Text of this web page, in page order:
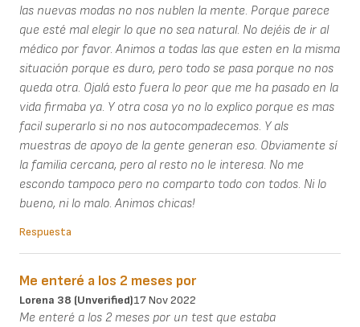
las nuevas modas no nos nublen la mente. Porque parece
que esté mal elegir lo que no sea natural. No dejéis de ir al
médico por favor. Animos a todas las que esten en la misma
situación porque es duro, pero todo se pasa porque no nos
queda otra. Ojalá esto fuera lo peor que me ha pasado en la
vida firmaba ya. Y otra cosa yo no lo explico porque es mas
facil superarlo si no nos autocompadecemos. Y als
muestras de apoyo de la gente generan eso. Obviamente sí
la familia cercana, pero al resto no le interesa. No me
escondo tampoco pero no comparto todo con todos. Ni lo
bueno, ni lo malo. Animos chicas!
Respuesta
Me enteré a los 2 meses por
Lorena 38 (unverified)17 Nov 2022
Me enteré a los 2 meses por un test que estaba